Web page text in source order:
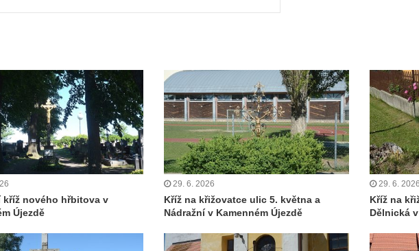
kříž nového hřbitova v
Újezdě
29. 6. 2026
Kříž na křižovatce ulic 5. května a
Nádražní v Kamenném Újezdě
29. 6. 2026
Kříž na
Dělnická